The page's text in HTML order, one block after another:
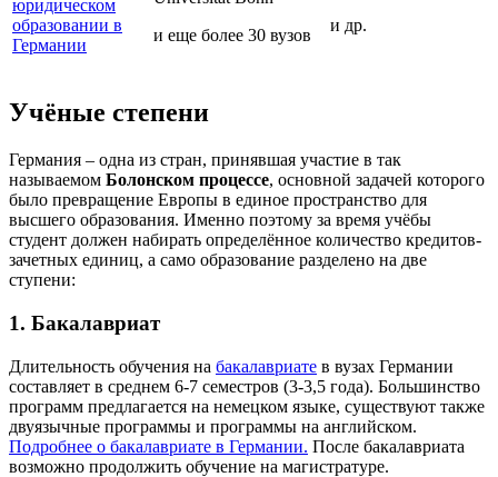
юридическом
образовании в
Германии
и еще более 30 вузов
и др.
Учёные степени
Германия – одна из стран, принявшая участие в так
называемом Болонском процессе, основной задачей которого
было превращение Европы в единое пространство для
высшего образования. Именно поэтому за время учёбы
студент должен набирать определённое количество кредитов-
зачетных единиц, а само образование разделено на две
ступени:
1. Бакалавриат
Длительность обучения на бакалавриате в вузах Германии
составляет в среднем 6-7 семестров (3-3,5 года). Большинство
программ предлагается на немецком языке, существуют также
двуязычные программы и программы на английском.
Подробнее о бакалавриате в Германии. После бакалавриата
возможно продолжить обучение на магистратуре.